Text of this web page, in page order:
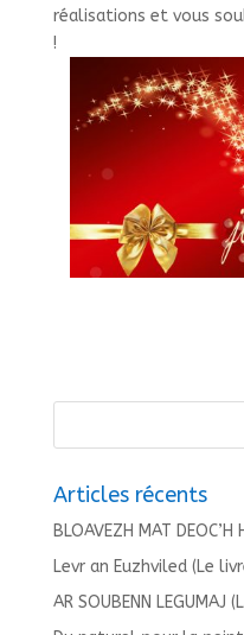
réalisations et vous
!
Articles récents
BLOAVEZH MAT DEOC’H
Levr an Euzhviled (Le
AR SOUBENN LEGUMAJ